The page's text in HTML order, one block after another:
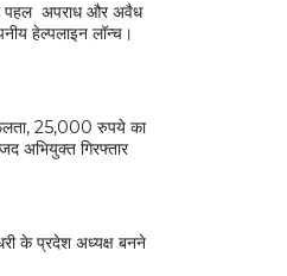
पहल अपराध और अवैध
हेल्पलाइन लॉन्च।
25,000 रुपये का
अभियुक्त गिरफ्तार
के प्रदेश अध्यक्ष बनने